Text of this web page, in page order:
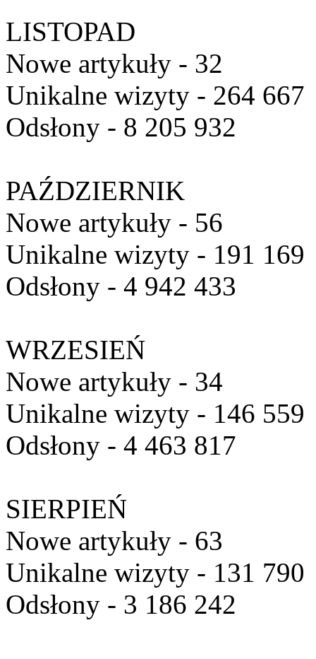
LISTOPAD
Nowe artykuły - 32
Unikalne wizyty - 264 667
Odsłony - 8 205 932
PAŹDZIERNIK
Nowe artykuły - 56
Unikalne wizyty - 191 169
Odsłony - 4 942 433
WRZESIEŃ
Nowe artykuły - 34
Unikalne wizyty - 146 559
Odsłony - 4 463 817
SIERPIEŃ
Nowe artykuły - 63
Unikalne wizyty - 131 790
Odsłony - 3 186 242